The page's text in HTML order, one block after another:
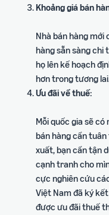
Khoảng giá bán
Nhà bán hàng mới
hàng sẵn sàng chi
họ lên kế hoạch
hơn trong tương
Ưu đãi về thuế:
Mỗi quốc gia sẽ
bán hàng cần
xuất, bạn cần tận
cạnh tranh cho
cực nghiên cứu
Việt Nam đã ký
được ưu đãi thuế